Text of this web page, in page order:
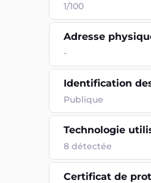
1/100
Adresse
-
Identification
Publique
Technologie
8 détectée
Certificat de